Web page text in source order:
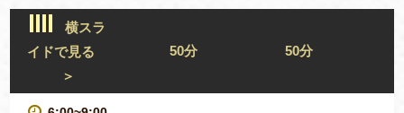
横スラ
イドで見る
＞
50分 50分